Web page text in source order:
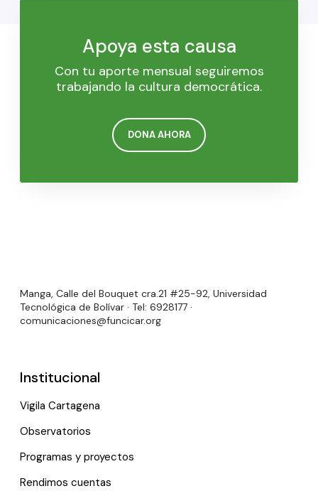
Apoya esta causa
Con tu aporte mensual seguiremos
trabajando la cultura democrática.
DONA AHORA
Manga, Calle del Bouquet cra.21 #25-92, Universidad
Tecnológica de Bolívar · Tel: 6928177 ·
comunicaciones@funcicar.org
Institucional
Vigila Cartagena
Observatorios
Programas y proyectos
Rendimos cuentas